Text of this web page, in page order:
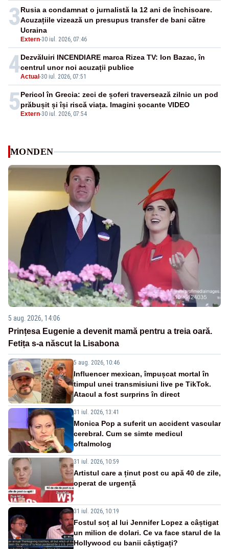
3
Extern-30 iul. 2026, 07:46
Rusia a condamnat o jurnalistă la 12 ani de închisoare.
Acuzațiile vizează un presupus transfer de bani către
Ucraina
4Actual -30 iul. 2026, 07:51
Dezvăluiri INCENDIARE marca Rizea TV: Ion Bazac, în
centrul unor noi acuzații publice
5 Extern-30 iul. 2026, 07:54
Pericol în Grecia: zeci de șoferi traversează zilnic un pod
prăbușit și își riscă viața. Imagini șocante VIDEO
MONDEN
5 aug. 2026, 14:06
Prințesa Eugenie a devenit mamă pentru a treia oară.
Fetița s-a născut la Lisabona
5 aug. 2026, 10:46
Influencer mexican, împușcat mortal în
timpul unei transmisiuni live pe TikTok.
Atacul a fost surprins în direct
31 iul. 2026, 13:41
Monica Pop a suferit un accident vascular
cerebral. Cum se simte medicul
oftalmolog
31 iul. 2026, 10:59
Artistul care a ținut post cu apă 40 de zile,
operat de urgență
31 iul. 2026, 10:19
Fostul soț al lui Jennifer Lopez a câștigat
un milion de dolari. Ce va face starul de la
Hollywood cu banii câștigați?